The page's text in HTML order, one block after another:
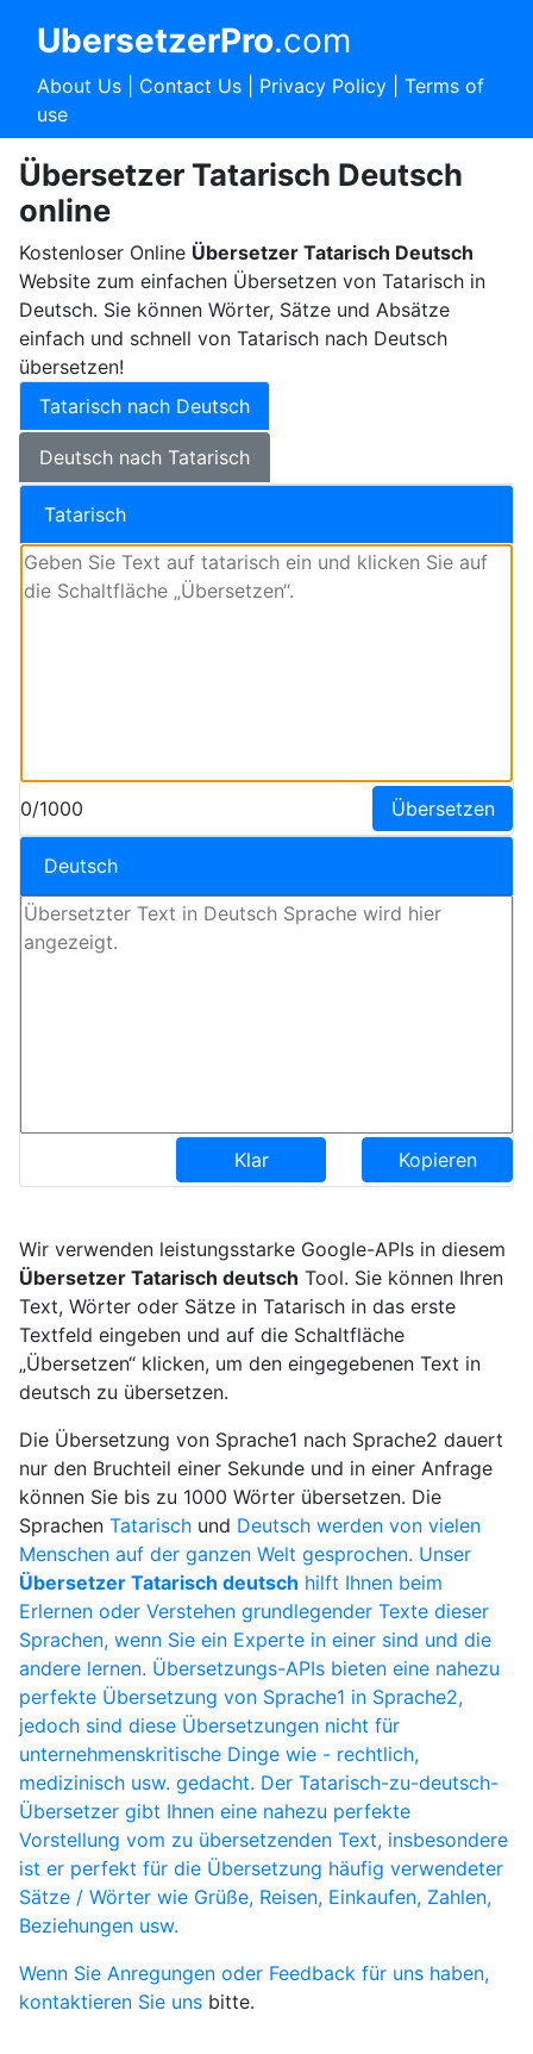
UbersetzerPro.com
About Us| Contact Us| Privacy Policy| Terms of
use
Übersetzer Tatarisch Deutsch
online
Kostenloser Online Übersetzer Tatarisch Deutsch
Website zum einfachen Übersetzen von Tatarisch in
Deutsch. Sie können Wörter, Sätze und Absätze
einfach und schnell von Tatarisch nach Deutsch
übersetzen!
Tatarisch nach Deutsch
Deutsch nach Tatarisch
Tatarisch
0/1000 Übersetzen
Deutsch
Klar Kopieren
Wir verwenden leistungsstarke Google-APIs in diesem
Übersetzer Tatarisch deutsch Tool. Sie können Ihren
Text, Wörter oder Sätze in Tatarisch in das erste
Textfeld eingeben und auf die Schaltfläche
„Übersetzen“ klicken, um den eingegebenen Text in
deutsch zu übersetzen.
Die Übersetzung von Sprache1 nach Sprache2 dauert
nur den Bruchteil einer Sekunde und in einer Anfrage
können Sie bis zu 1000 Wörter übersetzen. Die
Sprachen Tatarischund Deutsch werden von vielen
Menschen auf der ganzen Welt gesprochen. Unser
Übersetzer Tatarisch deutsch hilft Ihnen beim
Erlernen oder Verstehen grundlegender Texte dieser
Sprachen, wenn Sie ein Experte in einer sind und die
andere lernen. Übersetzungs-APIs bieten eine nahezu
perfekte Übersetzung von Sprache1 in Sprache2,
jedoch sind diese Übersetzungen nicht für
unternehmenskritische Dinge wie - rechtlich,
medizinisch usw. gedacht. Der Tatarisch-zu-deutsch-
Übersetzer gibt Ihnen eine nahezu perfekte
Vorstellung vom zu übersetzenden Text, insbesondere
ist er perfekt für die Übersetzung häufig verwendeter
Sätze / Wörter wie Grüße, Reisen, Einkaufen, Zahlen,
Beziehungen usw.
Wenn Sie Anregungen oder Feedback für uns haben,
kontaktieren Sie unsbitte.